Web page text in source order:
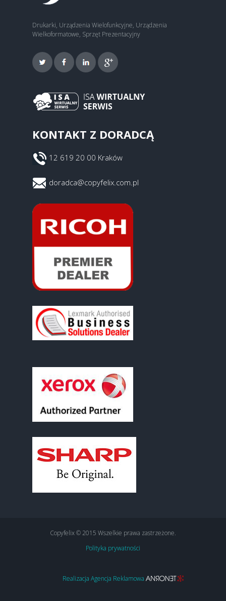
Drukarki, Urządzenia Wielofunkcyjne, Urządzenia
Wielkoformatowe, Sprzęt Prezentacyjny
KONTAKT Z DORADCĄ
12 619 20 00 Kraków
doradca@copyfelix.com.pl
Copyfelix © 2015 Wszelkie prawa zastrzeżone.
Polityka prywatności
Realizacja Agencja Reklamowa